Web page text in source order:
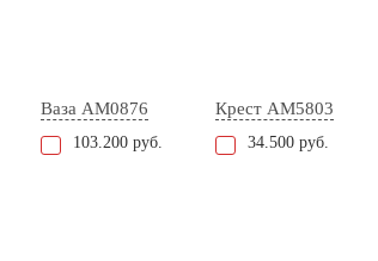
Ваза AM0876
103.200 руб.
Крест AM5803
34.500 руб.